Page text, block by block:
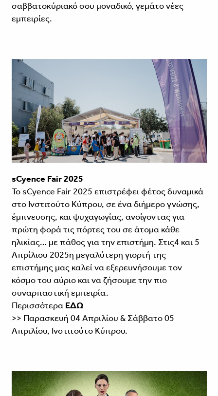
σαββατοκύριακό σου μοναδικό, γεμάτο νέες
εμπειρίες.
sCyence Fair 2025
Το sCyence Fair 2025 επιστρέφει φέτος δυναμικά
στο Ινστιτούτο Κύπρου, σε ένα διήμερο γνώσης,
έμπνευσης, και ψυχαγωγίας, ανοίγοντας για
πρώτη φορά τις πόρτες του σε άτομα κάθε
ηλικίας… με πάθος για την επιστήμη. Στις4 και 5
Απρίλιου 2025η μεγαλύτερη γιορτή της
επιστήμης μας καλεί να εξερευνήσουμε τον
κόσμο του αύριο και να ζήσουμε την πιο
συναρπαστική εμπειρία.
Περισσότερα ΕΔΩ
>> Παρασκευή 04 Απριλίου & Σάββατο 05
Απριλίου, Ινστιτούτο Κύπρου.